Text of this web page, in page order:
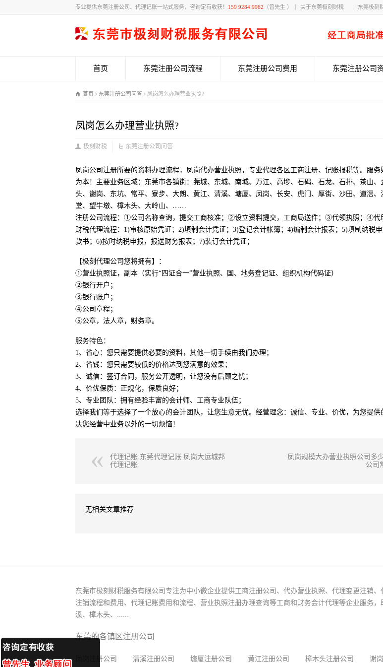
专业提供东莞注册公司、代理记账一站式服务，咨询定有收获！ 159 9284 9962 （曾先生 ） 关于东莞极刻财税 东莞极刻
首页 东莞注册公司流程 东莞注册公司费用 东莞注册公司
首页 东莞注册公司问答 凤岗怎么办理营业执照?
凤岗怎么办理营业执照?
极刻财税 东莞注册公司问答
凤岗公司注册所要的资料办理流程，凤岗代办营业执照，专业代理各区工商注册、记账报税等。服务
为本！主要业务区域：东莞市各镇街：莞城、东城、南城、万江、高埗、石碣、石龙、石排、茶山、
头、谢岗、东坑、常平、寮步、大朗、黄江、清溪、塘厦、凤岗、长安、虎门、厚街、沙田、道滘、
堂、望牛墩、樟木头、大岭山、……
注册公司流程：①公司名称查询，提交工商核准；②设立资料提交，工商局送件；③代领执照；④代
财税代理流程：1)审核原始凭证；2)填制会计凭证；3)登记会计帐簿；4)编制会计报表；5)填制纳税
款书；6)按时纳税申报，报送财务报表；7)装订会计凭证；
【极刻代理公司您将拥有】：
①营业执照证，副本（实行“四证合一”营业执照、国、地务登记证、组织机构代码证）
②银行开户；
③银行账户；
④公司章程；
⑤公章，法人章，财务章。
服务特色：
1、省心：您只需要提供必要的资料，其他一切手续由我们办理；
2、省钱：您只需要较低的价格达到您满意的效果；
3、诚信：签订合同，服务公开透明，让您没有后顾之忧；
4、价优保质：正规化，保质良好；
5、专业团队：拥有经验丰富的会计师、工商专业队伍；
选择我们等于选择了一个放心的会计团队，让您生意无忧。经营理念：诚信、专业、价优，为您提供
决您经营中业务以外的一切烦恼！
代理记账 东莞代理记账 凤岗大运城邦
代理记账
凤岗规模大办营业执照公司多
公司
无相关文章推荐
东莞市极刻财税服务有限公司专注为中小微企业提供工商注册公司、代办营业执照、代理变更注销
注销流程和费用、代理记账费用和流程、营业执照注册办理查询等工商和财务会计代理等企业服务
溪、樟木头、......
东莞的各镇区注册公司
凤岗注册公司 清溪注册公司 塘厦注册公司 黄江注册公司 樟木头注册公司 谢